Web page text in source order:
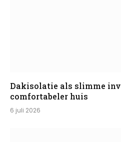
Dakisolatie als slimme
comfortabeler huis
6 juli 2026